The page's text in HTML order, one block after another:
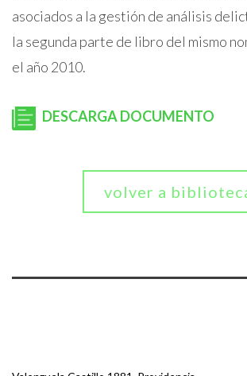
asociados a la gestión de análisis
la segunda parte de libro del mismo
el año 2010.
DESCARGA DOCUMENTO
volver a